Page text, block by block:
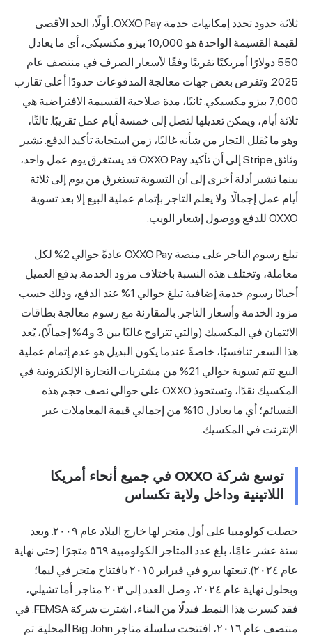
ثلاثة حدود تحدد إمكانيات خدمة OXXO Pay. أولًا، الحد الأقصى
لقيمة القسيمة الواحدة هو 10,000 بيزو مكسيكي، أي ما يعادل
تقريبًا وفقًا لأسعار الصرف في منتصف عام
جهات معالجة المدفوعات حدودًا أعلى تقارب
ثانيًا، مدة صلاحية القسيمة الافتراضية هي
لتصل إلى خمسة أيام عمل تقريبًا. ثالثًا،
غالبًا، زمن استجابة تأكيد الدفع. تشير
وثائق Stripe إلى أن تأكيد OXXO Pay قد يستغرق يوم عمل واحد،
أن التسوية تستغرق من يوم إلى ثلاثة
التاجر بإتمام عملية البيع إلا بعد تسوية
تبلغ رسوم التاجر على منصة OXXO Pay عادةً حوالي 2% لكل
باختلاف مزود الخدمة. يدفع العميل
أحيانًا رسوم خدمة إضافية تبلغ حوالي 1% عند الدفع، وذلك حسب
بالمقارنة مع رسوممعالجة بطاقات
في المكسيك (والتي تتراوح غالبًا بين 3 و4% إجمالًا)، يُعد
عندما يكون البديل هو عدم إتمام عملية
البيع. تتم تسوية حوالي 21% من مشتريات التجارة الإلكترونية في
المكسيك نقدًا، وتستحوذ OXXO على حوالي نصف حجم هذه
القسائم؛ أي ما يعادل 10% من إجمالي قيمة المعاملات عبر
توسع شركة OXXO في جميع أنحاء أمريكا
ولاية تكساس
حصلت كولومبيا على أول متجر لها خارج البلاد عام ٢٠٠٩. وبعد
ستة عشر عامًا، بلغ عدد المتاجر الكولومبية ٥٦٩ متجرًا (حتى نهاية
عام ٢٠٢٤). تبعتها بيرو في فبراير ٢٠١٥ بافتتاح متجر في ليما؛
وبحلول نهاية عام ٢٠٢٤، وصل العدد إلى ٢٠٣ متاجر. أما تشيلي،
فقد كسرت هذا النمط. فبدلًا من البناء، اشترت شركة FEMSA. في
منتصف عام ٢٠١٦، افتتحت سلسلة متاجر Big John المحلية. تم